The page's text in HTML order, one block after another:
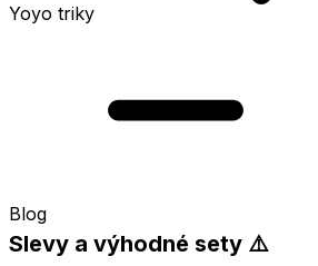
Yoyo triky
Blog
Slevy a výhodné sety ⚠️